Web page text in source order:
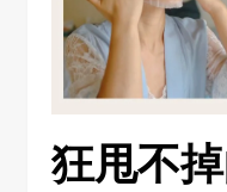
狂甩不